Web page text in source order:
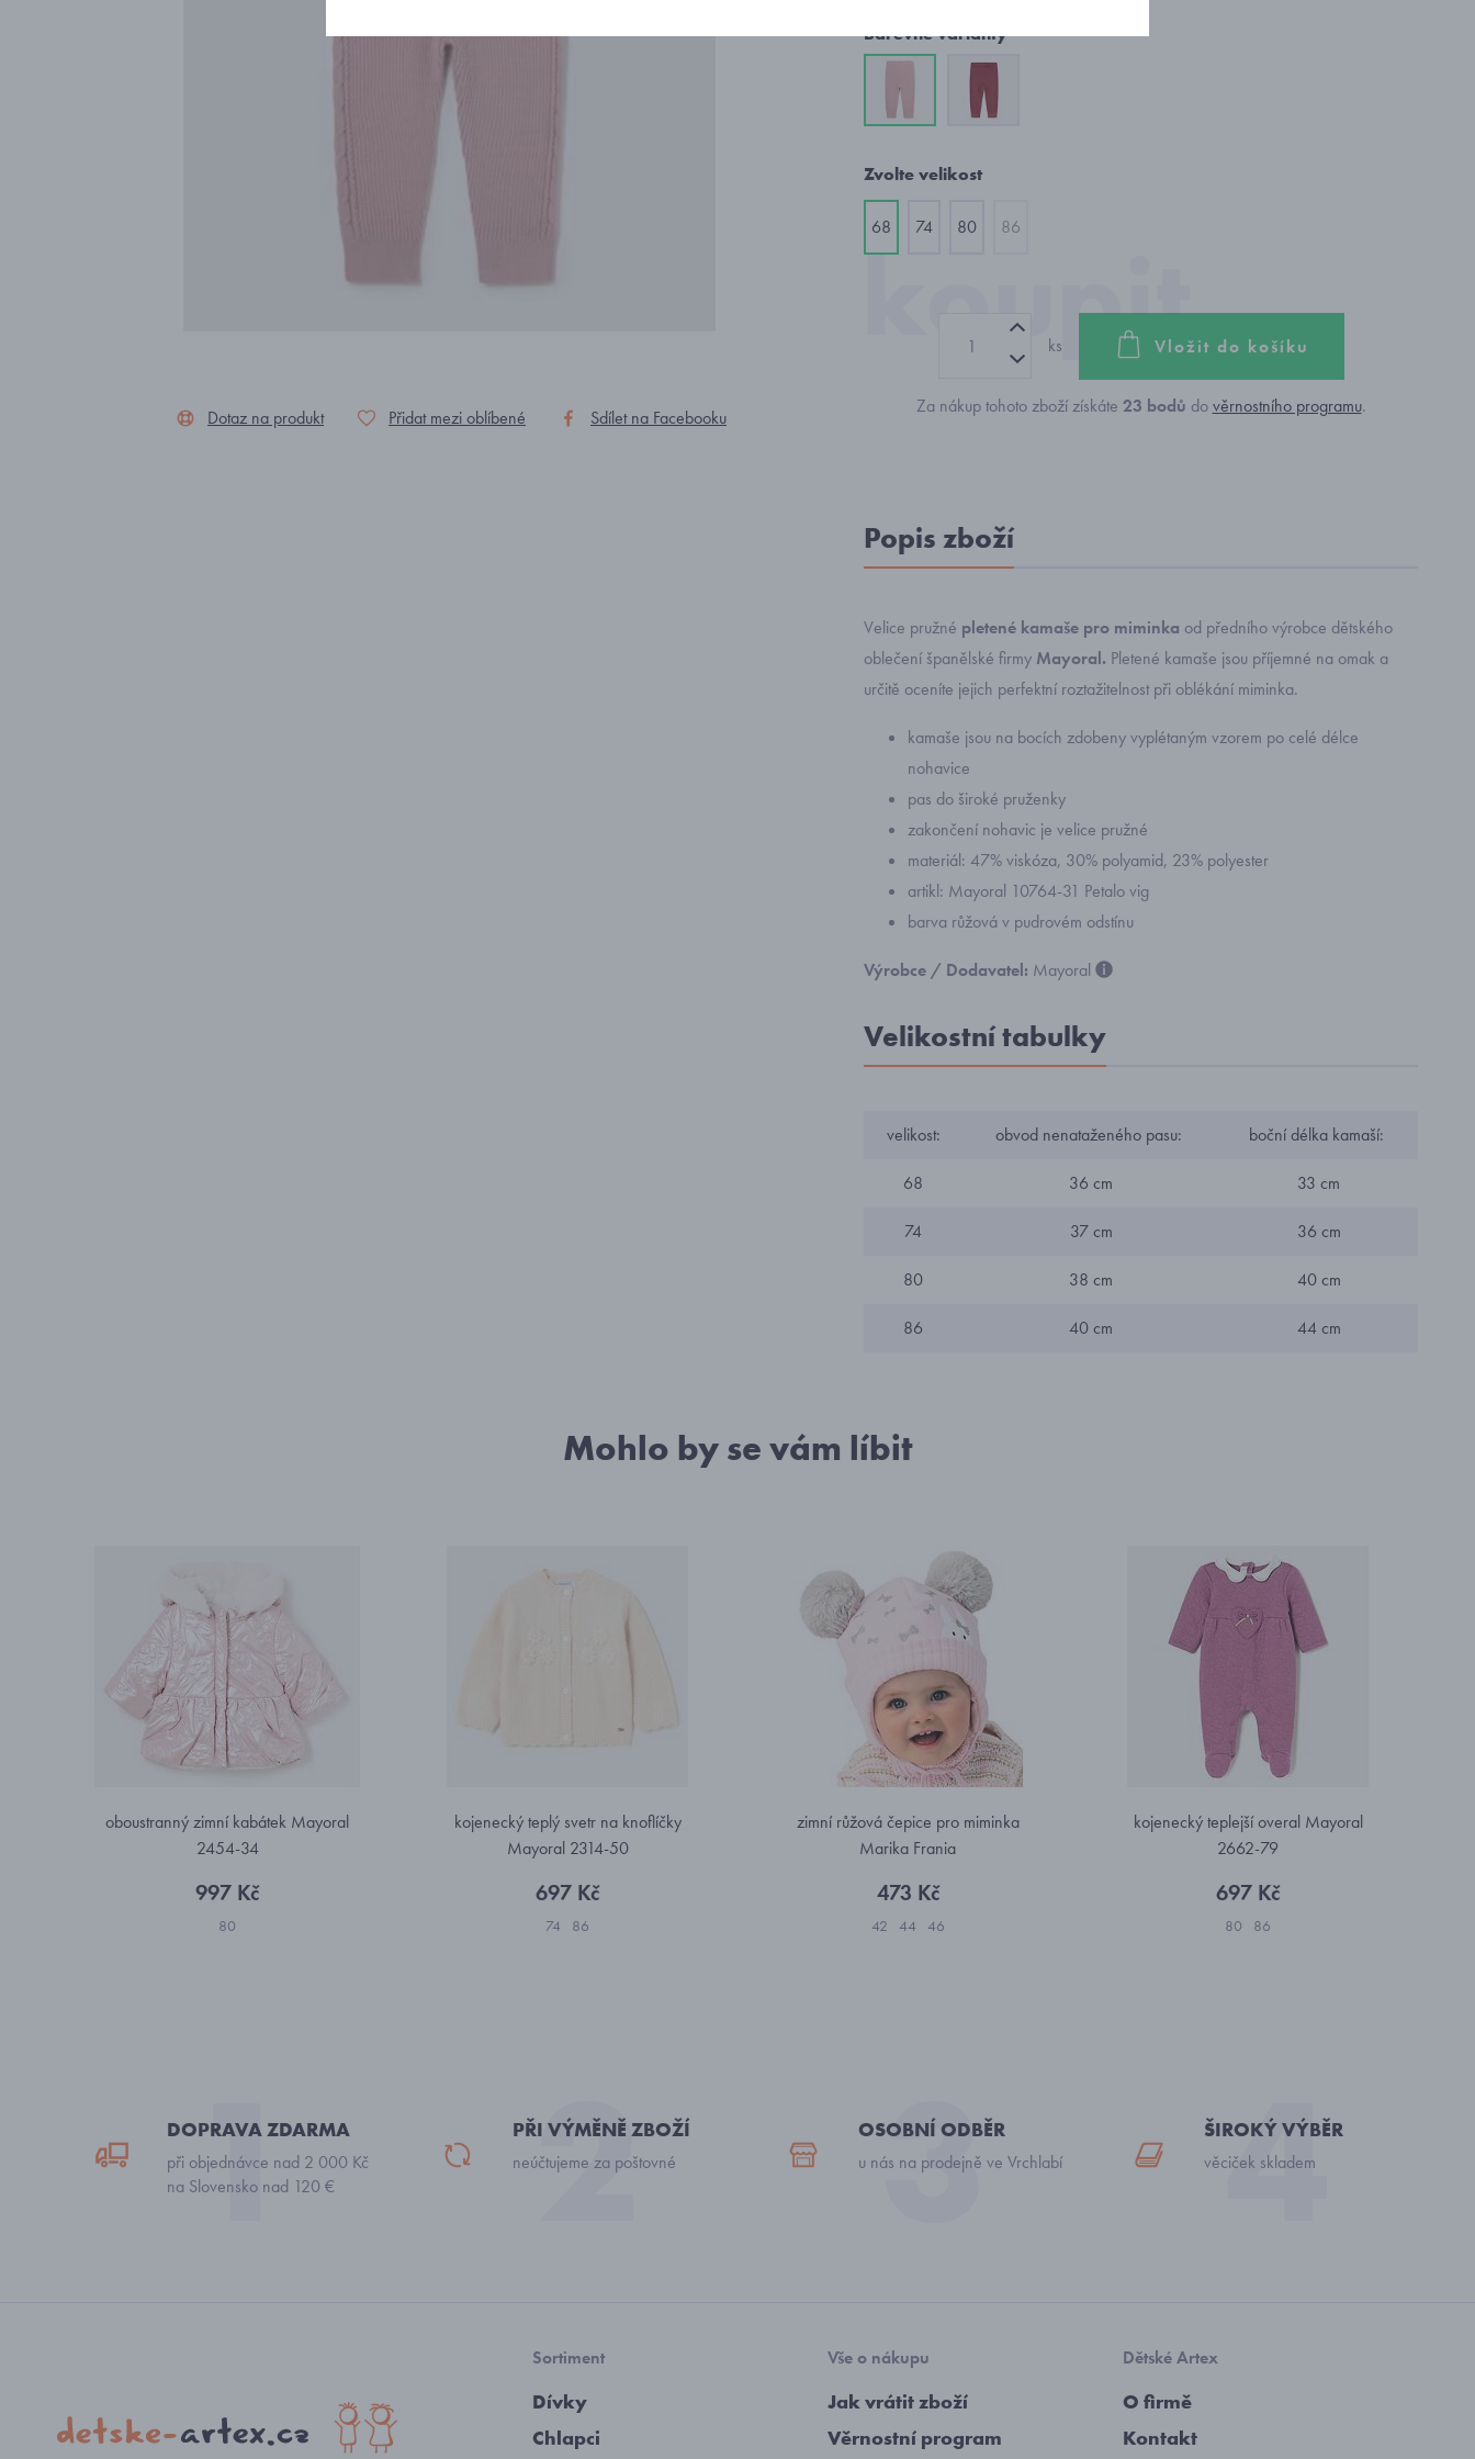
Dotaz na produkt Přidat mezi oblíbené Sdílet na Facebooku
Barevné varianty
Zvolte velikost
68 74 80 86
ks Vložit do košíku
Za nákup tohoto zboží získáte 23 bodů dověrnostního programu.
Popis zboží
Velice pružné pletené kamaše pro miminka od předního výrobce dětského
oblečení španělské firmy Mayoral. Pletené kamaše jsou příjemné na omak a
určitě oceníte jejich perfektní roztažitelnost při oblékání miminka.
kamaše jsou na bocích zdobeny vyplétaným vzorem po celé délce
nohavice
pas do široké pruženky
zakončení nohavic je velice pružné
materiál: 47% viskóza, 30% polyamid, 23% polyester
artikl: Mayoral 10764-31 Petalo vig
barva růžová v pudrovém odstínu
Výrobce / Dodavatel: Mayoral
Velikostní tabulky
velikost: obvod nenataženého pasu: boční délka kamaší:
68 36 cm 33 cm
74 37 cm 36 cm
80 38 cm 40 cm
86 40 cm 44 cm
Mohlo by se vám líbit
oboustranný zimní kabátek Mayoral
2454-34
997 Kč
80
kojenecký teplý svetr na knoflíčky
Mayoral 2314-50
697 Kč
74 86
zimní růžová čepice pro miminka
Marika Frania
473 Kč
42 44 46
kojenecký teplejší overal Mayoral
2662-79
697 Kč
80 86
DOPRAVA ZDARMA
při objednávce nad 2 000 Kč
na Slovensko nad 120 €
PŘI VÝMĚNĚ ZBOŽÍ
neúčtujeme za poštovné
OSOBNÍ ODBĚR
u nás na prodejně ve Vrchlabí
ŠIROKÝ VÝBĚR
věciček skladem
Sortiment
Dívky
Chlapci
Vše o nákupu
Jak vrátit zboží
Věrnostní program
Dětské Artex
O firmě
Kontakt